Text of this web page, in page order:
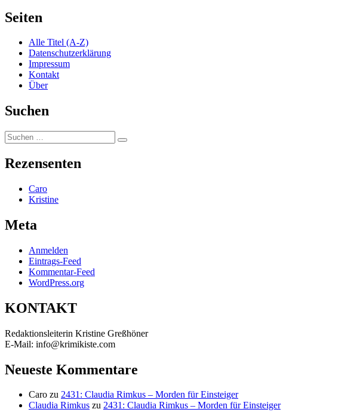
Seiten
Alle Titel (A-Z)
Datenschutzerklärung
Impressum
Kontakt
Über
Suchen
Suchen
nach:
Suchen
Rezensenten
Caro
Kristine
Meta
Anmelden
Eintrags-Feed
Kommentar-Feed
WordPress.org
KONTAKT
Redaktionsleiterin Kristine Greßhöner
E-Mail: info@krimikiste.com
Neueste Kommentare
Caro zu 2431: Claudia Rimkus – Morden für Einsteiger
Claudia Rimkus zu 2431: Claudia Rimkus – Morden für Einsteiger